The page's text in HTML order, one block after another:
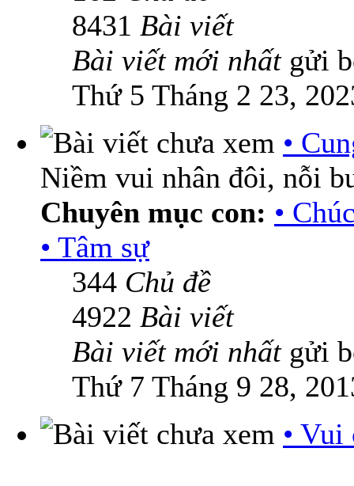
8431 Bài viết
Bài viết mới nhấtgửi
Thứ 5 Tháng 2 23,
•
Niềm vui nhân đôi, nỗi
Chuyên mục con: •
• Tâm sự
344 Chủ đề
4922 Bài viết
Bài viết mới nhấtgửi
Thứ 7 Tháng 9 28,
•